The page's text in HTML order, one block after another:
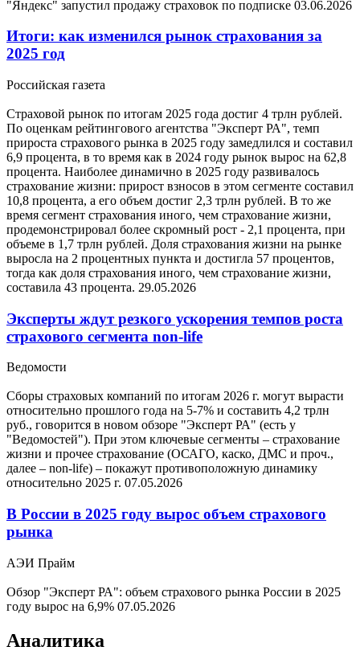
"Яндекс" запустил продажу страховок по подписке 03.06.2026
Итоги: как изменился рынок страхования за
2025 год
Российская газета
Страховой рынок по итогам 2025 года достиг 4 трлн рублей.
По оценкам рейтингового агентства "Эксперт РА", темп
прироста страхового рынка в 2025 году замедлился и составил
6,9 процента, в то время как в 2024 году рынок вырос на 62,8
процента. Наиболее динамично в 2025 году развивалось
страхование жизни: прирост взносов в этом сегменте составил
10,8 процента, а его объем достиг 2,3 трлн рублей. В то же
время сегмент страхования иного, чем страхование жизни,
продемонстрировал более скромный рост - 2,1 процента, при
объеме в 1,7 трлн рублей. Доля страхования жизни на рынке
выросла на 2 процентных пункта и достигла 57 процентов,
тогда как доля страхования иного, чем страхование жизни,
составила 43 процента. 29.05.2026
Эксперты ждут резкого ускорения темпов роста
страхового сегмента non-life
Ведомости
Сборы страховых компаний по итогам 2026 г. могут вырасти
относительно прошлого года на 5-7% и составить 4,2 трлн
руб., говорится в новом обзоре "Эксперт РА" (есть у
"Ведомостей"). При этом ключевые сегменты – страхование
жизни и прочее страхование (ОСАГО, каско, ДМС и проч.,
далее – non-life) – покажут противоположную динамику
относительно 2025 г. 07.05.2026
В России в 2025 году вырос объем страхового
рынка
АЭИ Прайм
Обзор "Эксперт РА": объем страхового рынка России в 2025
году вырос на 6,9% 07.05.2026
Аналитика